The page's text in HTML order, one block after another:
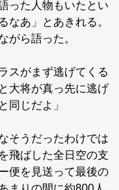
った人物もいたとい
なあ」とあきれる。
がら語った。
スがまず逃げてくる
大将が真っ先に逃げ
同じだよ」
そうだったわけでは
飛ばした全日空の支
便を見送って最後の